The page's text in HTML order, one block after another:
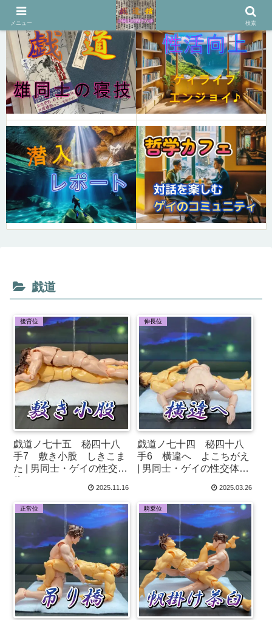
戯道
後背位
戯道ノ七十五 秘四十八
手7 敷き小股 しきこま
た | 男同士・ゲイの性交体
位♂
2025.11.16
伸長位
戯道ノ七十四 秘四十八
手6 横違へ よこちがえ
| 男同士・ゲイの性交体位
2025.03.26
正常位 騎乗位
メニュー 検索